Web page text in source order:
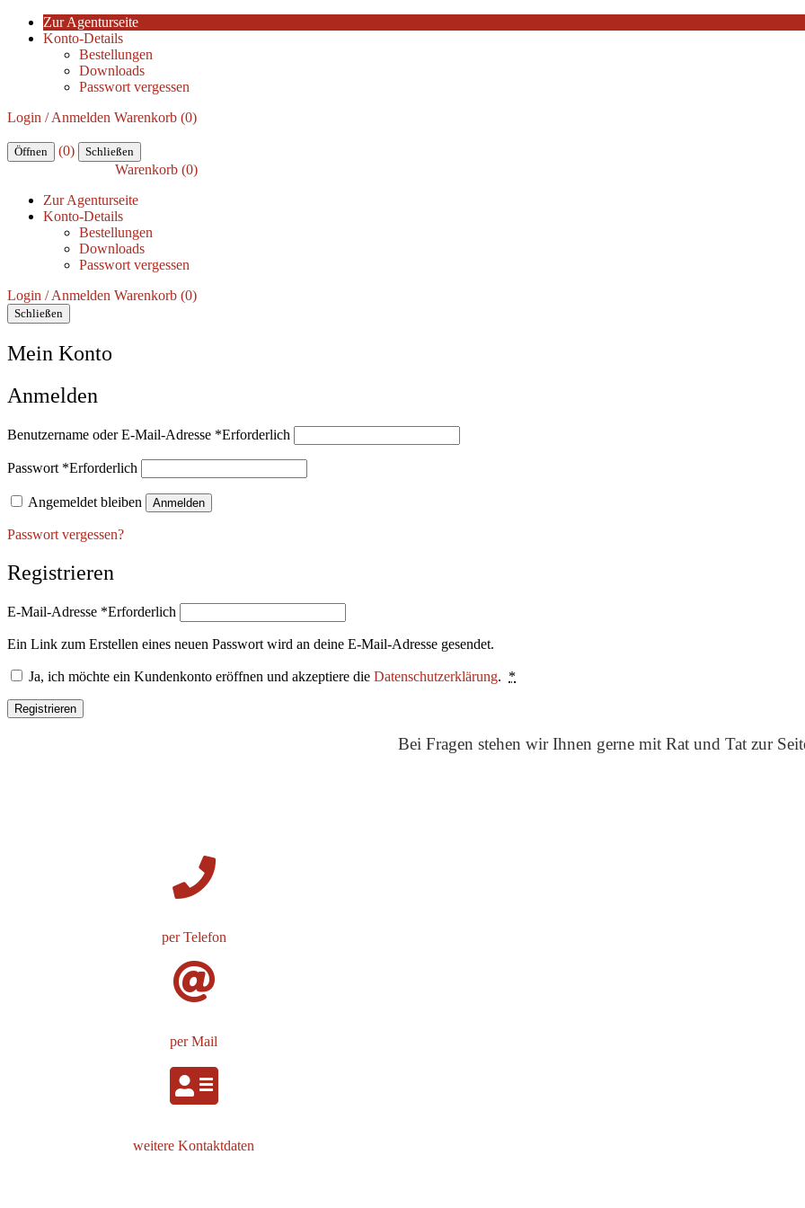
Zur Agenturseite
Konto-Details
Bestellungen
Downloads
Passwort vergessen
Login / Anmelden Warenkorb (0)
Öffnen (0) Schließen
Warenkorb (0)
Zur Agenturseite
Konto-Details
Bestellungen
Downloads
Passwort vergessen
Login / Anmelden Warenkorb (0)
Schließen
Mein Konto
Anmelden
Benutzername oder E-Mail-Adresse *Erforderlich
Passwort *Erforderlich
Angemeldet bleiben Anmelden
Passwort vergessen?
Registrieren
E-Mail-Adresse *Erforderlich
Ein Link zum Erstellen eines neuen Passwort wird an deine E-Mail-Adresse gesendet.
Ja, ich möchte ein Kundenkonto eröffnen und akzeptiere die Datenschutzerklärung. *
Registrieren
Bei Fragen stehen wir Ihnen gerne mit Rat und Tat zur
per Telefon
per Mail
weitere Kontaktdaten